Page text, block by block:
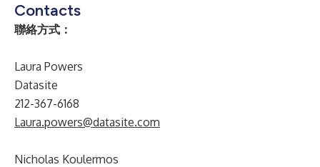
Contacts
聯絡方式：
Laura Powers
Datasite
212-367-6168
Laura.powers@datasite.com
Nicholas Koulermos